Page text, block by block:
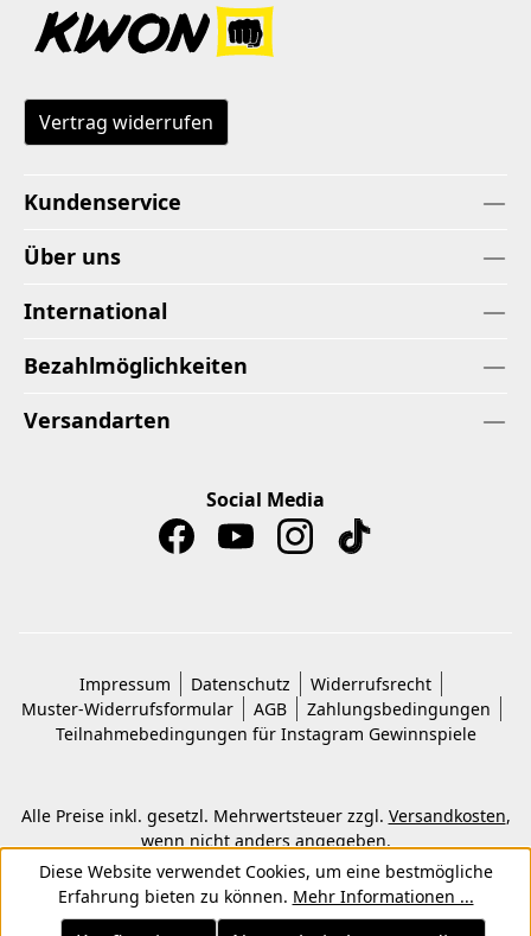
Vertrag widerrufen
Kundenservice
Über uns
International
Bezahlmöglichkeiten
Versandarten
Social Media
Impressum Datenschutz
Widerrufsrecht
Muster-Widerrufsformular
AGB
Zahlungsbedingungen
Teilnahmebedingungen für Instagram Gewinnspiele
Alle Preise inkl. gesetzl. Mehrwertsteuer zzgl. Versandkosten,
wenn nicht anders angegeben.
© 2026 Copyright © Kwon KG. Alle Rechte vorbehalten.
Diese Website verwendet Cookies, um eine bestmögliche
Erfahrung bieten zu können. Mehr Informationen ...